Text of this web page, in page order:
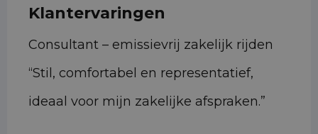
Klantervaringen
Consultant – emissievrij zakelijk rijden
“Stil, comfortabel en representatief,
ideaal voor mijn zakelijke afspraken.”